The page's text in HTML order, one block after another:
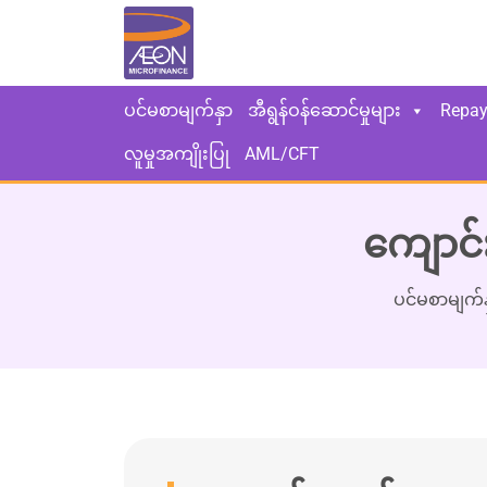
ပင်မစာမျက်နှာ အီရွန်ဝန်ဆောင်မှုများ
လူမှုအကျိုးပြု AML/CFT
ကျော
ပင်မစာမျက်